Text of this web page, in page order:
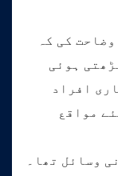
کی کہ
ہوئی
افراد
مواقع
وسائل تھا۔